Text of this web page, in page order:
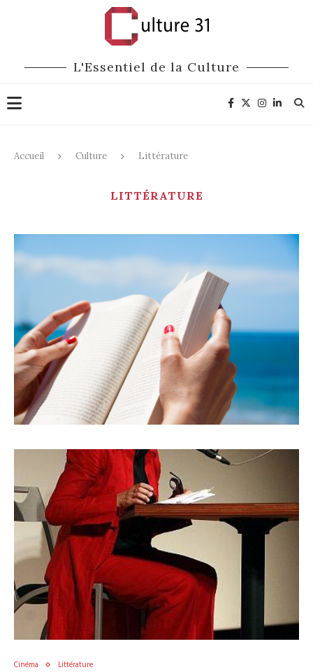
L'Essentiel de la Culture
Accueil Culture Littérature
LITTÉRATURE
Cinéma Littérature